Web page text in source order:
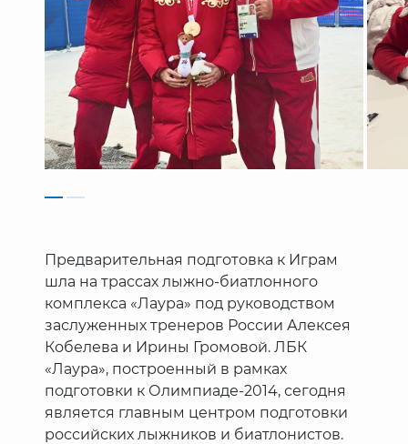
Предварительная подготовка к Играм
шла на трассах лыжно-биатлонного
комплекса «Лаура» под руководством
заслуженных тренеров России Алексея
Кобелева и Ирины Громовой. ЛБК
«Лаура», построенный в рамках
подготовки к Олимпиаде-2014, сегодня
является главным центром подготовки
российских лыжников и биатлонистов.